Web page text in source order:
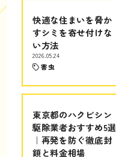
快適な住まいを脅か
すシミを寄せ付けな
い方法
2026.05.24
害虫
東京都のハクビシン
駆除業者おすすめ5選
｜再発を防ぐ徹底封
鎖と料金相場